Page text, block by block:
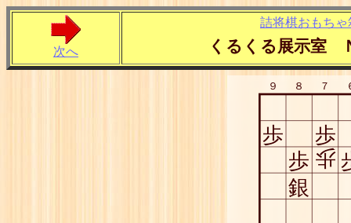
次へ
詰将棋おもちゃ
くるくる展示室
９ ８ ７
歩
歩
歩 歩
銀